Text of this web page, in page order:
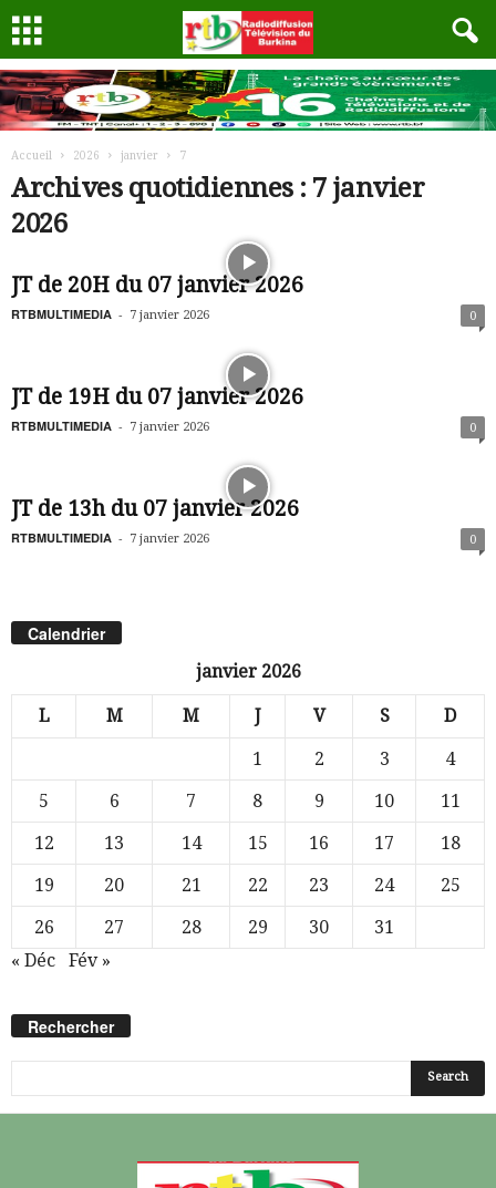
Accueil 2026 janvier 7
Archives quotidiennes : 7 janvier
2026
JT de 20H du 07 janvier 2026
RTBMULTIMEDIA - 7 janvier 2026 0
JT de 19H du 07 janvier 2026
RTBMULTIMEDIA - 7 janvier 2026 0
JT de 13h du 07 janvier 2026
RTBMULTIMEDIA - 7 janvier 2026 0
Calendrier
janvier 2026
L M M J V S D
1 2 3
4
5
6 7 8 9 10
11
12
13 14 15 16 17
18
19
20 21 22 23 24
25
26
27 28 29 30
31
« Déc
Fév »
Rechercher